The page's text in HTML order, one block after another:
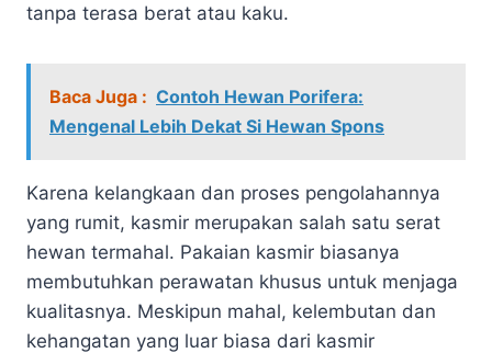
tanpa terasa berat atau kaku.
Baca Juga : Contoh Hewan Porifera:
Mengenal Lebih Dekat Si Hewan Spons
Karena kelangkaan dan proses pengolahannya
yang rumit, kasmir merupakan salah satu serat
hewan termahal. Pakaian kasmir biasanya
membutuhkan perawatan khusus untuk menjaga
kualitasnya. Meskipun mahal, kelembutan dan
kehangatan yang luar biasa dari kasmir